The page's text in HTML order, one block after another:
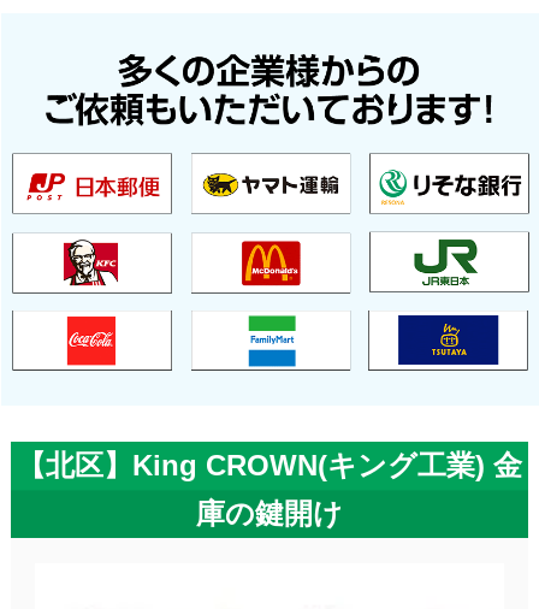
【北区】King CROWN(キング工業) 金
庫の鍵開け